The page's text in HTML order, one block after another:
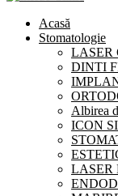
Acasă
Stomatologie
LASER
DINTI
Albirea
ICON
LASER